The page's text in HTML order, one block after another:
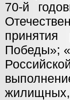
70-й
Победы»;